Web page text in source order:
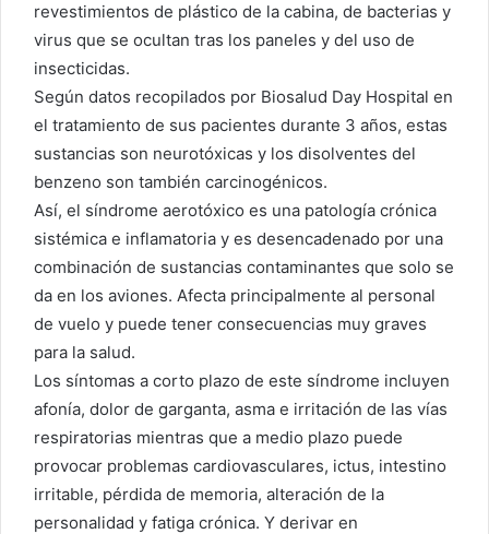
revestimientos de plástico de la cabina, de bacterias y
virus que se ocultan tras los paneles y del uso de
insecticidas.
Según datos recopilados por Biosalud Day Hospital en
el tratamiento de sus pacientes durante 3 años, estas
sustancias son neurotóxicas y los disolventes del
benzeno son también carcinogénicos.
Así, el síndrome aerotóxico es una patología crónica
sistémica e inflamatoria y es desencadenado por una
combinación de sustancias contaminantes que solo se
da en los aviones. Afecta principalmente al personal
de vuelo y puede tener consecuencias muy graves
para la salud.
Los síntomas a corto plazo de este síndrome incluyen
afonía, dolor de garganta, asma e irritación de las vías
respiratorias mientras que a medio plazo puede
provocar problemas cardiovasculares, ictus, intestino
irritable, pérdida de memoria, alteración de la
personalidad y fatiga crónica. Y derivar en